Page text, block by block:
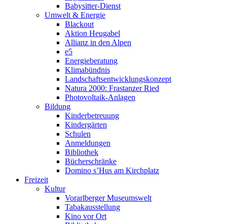
Babysitter-Dienst
Umwelt & Energie
Blackout
Aktion Heugabel
Allianz in den Alpen
e5
Energieberatung
Klimabündnis
Landschaftsentwicklungskonzept
Natura 2000: Frastanzer Ried
Photovoltaik-Anlagen
Bildung
Kinderbetreuung
Kindergärten
Schulen
Anmeldungen
Bibliothek
Bücherschränke
Domino s’Hus am Kirchplatz
Freizeit
Kultur
Vorarlberger Museumswelt
Tabakausstellung
Kino vor Ort